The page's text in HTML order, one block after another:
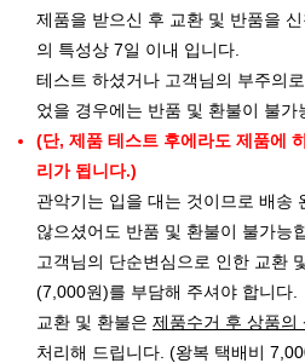
제품을 받으신 후 교환 및 반품을
의 특성상 7일 이내 입니다.
테스트 하셨거나 고객님의 부주의
었을 경우에는 반품 및 환불이 불가
(단, 제품 테스트 후에라도 제품에
리가 됩니다.)
관악기는 입을 대는 것이므로 배송
않으셨어도 반품 및 환불이 불가능
고객님의 단순변심으로 인한 교환
(7,000원)를 부담해 주셔야 합니다.
교환 및 환불은 제품수거 후 상품의
처리해 드립니다. (왕복 택배비